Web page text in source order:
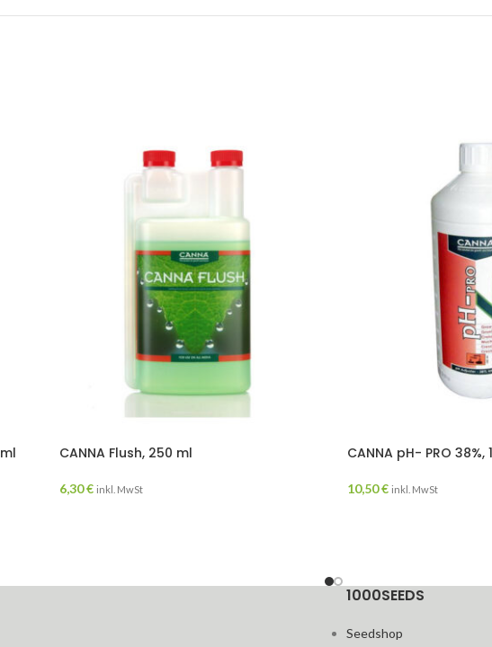
CANNA Flush, 250 ml
6,30€ inkl. MwSt
CANNA pH- PRO 38%,
10,50€ inkl. MwSt
1000SEEDS
Seedshop